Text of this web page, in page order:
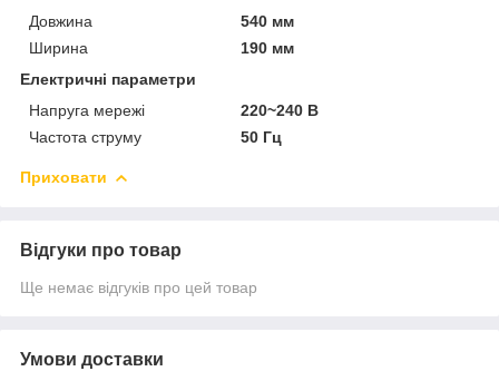
Довжина
540 мм
Ширина
190 мм
Електричні параметри
Напруга мережі
220~240 В
Частота струму
50 Гц
Приховати
Відгуки про товар
Ще немає відгуків про цей товар
Умови доставки